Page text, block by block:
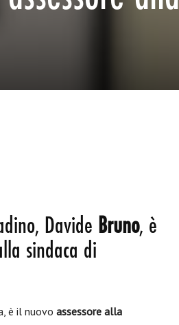
Davide Bruno, è
sindaca di
è il nuovo assessore alla